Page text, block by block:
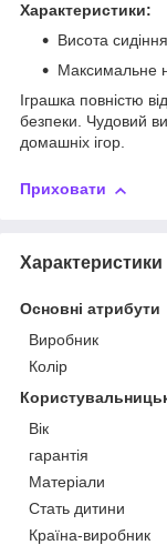
Характеристики:
Висота
Максимальне
Іграшка повністю
безпеки. Чудовий
домашніх ігор.
Приховати
Характеристики
Основні атрибути
Виробник
Колір
Вік
гарантія
Матеріали
Стать дитини
Країна-виробник